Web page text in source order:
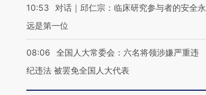
10:53
对话｜邱仁宗：临床研究参与者的安全永
远是第一位
08:06
全国人大常委会：六名将领涉嫌严重违
纪违法 被罢免全国人大代表